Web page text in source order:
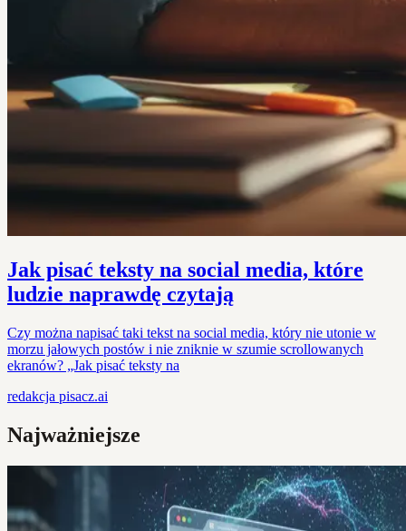
Jak pisać teksty na social media, które
ludzie naprawdę czytają
Czy można napisać taki tekst na social media, który nie utonie w
morzu jałowych postów i nie zniknie w szumie scrollowanych
ekranów? „Jak pisać teksty na
redakcja pisacz.ai
Najważniejsze